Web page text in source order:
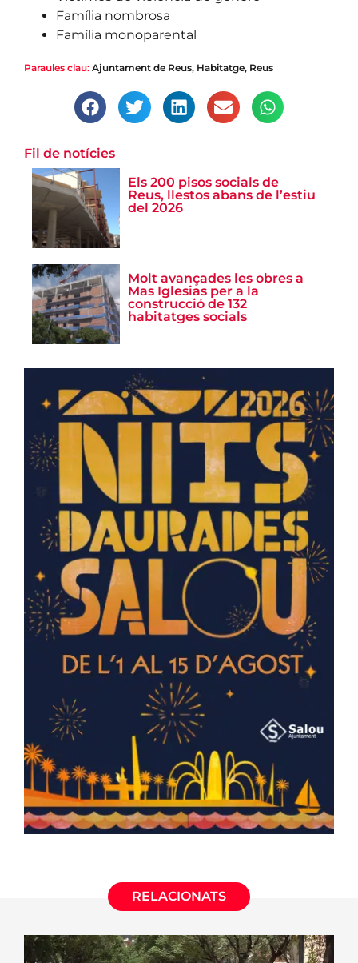
Família nombrosa
Família monoparental
Paraules clau: Ajuntament de Reus, Habitatge, Reus
Fil de notícies
Els 200 pisos socials de
Reus, llestos abans de l’estiu
del 2026
Molt avançades les obres a
Mas Iglesias per a la
construcció de 132
habitatges socials
RELACIONATS